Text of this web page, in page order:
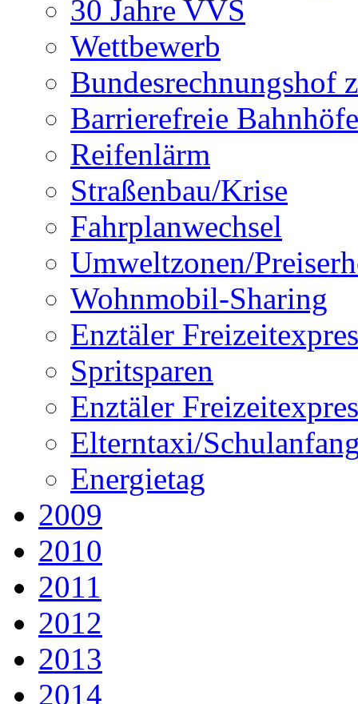
30 Jahre VVS
Wettbewerb
Bundesrechnungshof
Barrierefreie Bahnhöfe
Reifenlärm
Straßenbau/Krise
Fahrplanwechsel
Umweltzonen/
Wohnmobil-Sharing
Enztäler
Spritsparen
Enztäler
Elterntaxi/
Energietag
2009
2010
2011
2012
2013
2014